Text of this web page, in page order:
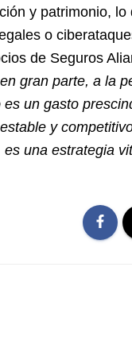
y patrimonio, lo
o
de Seguros
gran parte, a la
un gasto
y
una estrategia